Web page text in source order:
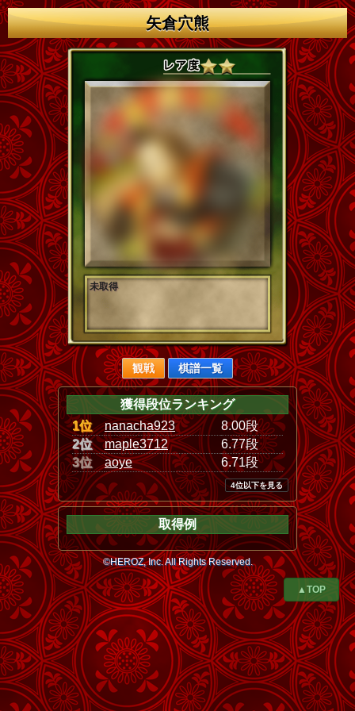
矢倉穴熊
未取得
観戦 棋譜一覧
獲得段位ランキング
1位
nanacha923
8.00段
2位
maple3712
6.77段
3位
aoye 6.71段
4位以下を見る
取得例
©HEROZ, Inc. All Rights Reserved.
▲TOP